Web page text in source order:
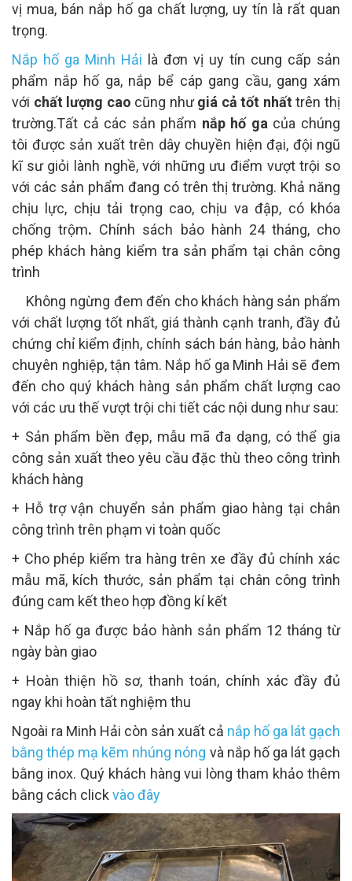
vị mua, bán nắp hố ga chất lượng, uy tín là rất quan
trọng.
Nắp hố ga Minh Hải là đơn vị uy tín cung cấp sản
phẩm nắp hố ga, nắp bể cáp gang cầu, gang xám
với chất lượng cao cũng nhưgiá cả tốt nhất trên thị
trường.Tất cả các sản phẩm nắp hố ga của chúng
tôi được sản xuất trên dây chuyền hiện đại, đội ngũ
kĩ sư giỏi lành nghề, với những ưu điểm vượt trội so
với các sản phẩm đang có trên thị trường. Khả năng
chịu lực, chịu tải trọng cao, chịu va đập, có khóa
chống trộm. Chính sách bảo hành 24 tháng, cho
phép khách hàng kiểm tra sản phẩm tại chân công
trình
Không ngừng đem đến cho khách hàng sản phẩm
với chất lượng tốt nhất, giá thành cạnh tranh, đầy đủ
chứng chỉ kiểm định, chính sách bán hàng, bảo hành
chuyên nghiệp, tận tâm. Nắp hố ga Minh Hải sẽ đem
đến cho quý khách hàng sản phẩm chất lượng cao
với các ưu thế vượt trội chi tiết các nội dung như sau:
+ Sản phẩm bền đẹp, mẫu mã đa dạng, có thể gia
công sản xuất theo yêu cầu đặc thù theo công trình
khách hàng
+ Hỗ trợ vận chuyển sản phẩm giao hàng tại chân
công trình trên phạm vi toàn quốc
+ Cho phép kiểm tra hàng trên xe đầy đủ chính xác
mẫu mã, kích thước, sản phẩm tại chân công trình
đúng cam kết theo hợp đồng kí kết
+ Nắp hố ga được bảo hành sản phẩm 12 tháng từ
ngày bàn giao
+ Hoàn thiện hồ sơ, thanh toán, chính xác đầy đủ
ngay khi hoàn tất nghiệm thu
Ngoài ra Minh Hải còn sản xuất cả nắp hố ga lát gạch
bằng thép mạ kẽm nhúng nóng và nắp hố ga lát gạch
bằng inox. Quý khách hàng vui lòng tham khảo thêm
bằng cách click vào đây